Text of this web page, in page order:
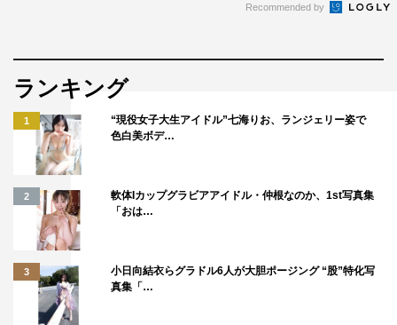
Recommended by
ランキング
1
“現役女子大生アイドル”七海りお、ランジェリー姿で
色白美ボデ…
2
軟体Iカップグラビアアイドル・仲根なのか、1st写真集
「おは…
3
小日向結衣らグラドル6人が大胆ポージング “股”特化写
真集「…